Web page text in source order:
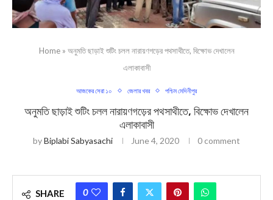
Home» অনুমতি ছাড়াই শুটিং চলল নারায়ণগড়ের পথসাথীতে, বিক্ষোভ দেখালেন
এলাকাবাসী
আজকের সেরা ১০ জেলার খবর পশ্চিম মেদিনীপুর
অনুমতি ছাড়াই শুটিং চলল নারায়ণগড়ের পথসাথীতে, বিক্ষোভ দেখালেন
এলাকাবাসী
byBiplabi Sabyasachi June 4, 2020 0 comment
SHARE 0